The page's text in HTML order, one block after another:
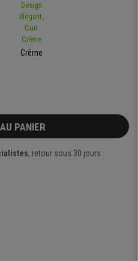
Crème
PANIER
, retour sous 30 jours